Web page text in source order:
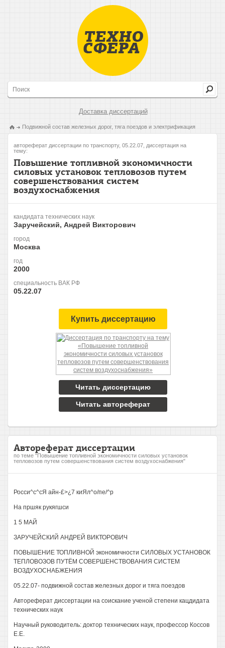
Доставка диссертаций
Подвижной состав железных дорог, тяга поездов и электрификация
автореферат диссертации по транспорту, 05.22.07, диссертация на
тему:
Повышение топливной экономичности
силовых установок тепловозов путем
совершенствования систем
воздухоснабжения
кандидата технических наук
Заручейский, Андрей Викторович
город
Москва
год
2000
специальность ВАК РФ
05.22.07
Купить диссертацию
Читать диссертацию
Читать автореферат
Автореферат диссертации
по теме "Повышение топливной экономичности силовых установок
тепловозов путем совершенствования систем воздухоснабжения"
Росси^с^сЯ айн-£>¿7 киЯл^о/пе/^р
На пршяк рукягшси
1 5 МАЙ
ЗАРУЧЕЙСКИЙ АНДРЕЙ ВИКТОРОВИЧ
ПОВЫШЕНИЕ ТОПЛИВНОЙ экономичности СИЛОВЫХ УСТАНОВОК
ТЕПЛОВОЗОВ ПУТЁМ СОВЕРШЕНСТВОВАНИЯ СИСТЕМ
ВОЗДУХОСНАБЖЕНИЯ
05.22.07- подвижной состав железных дорог и тяга поездов
Автореферат диссертации на соискание ученой степени кацдидата
технических наук
Научный руководитель: доктор технических наук, профессор Коссов
Е.Е.